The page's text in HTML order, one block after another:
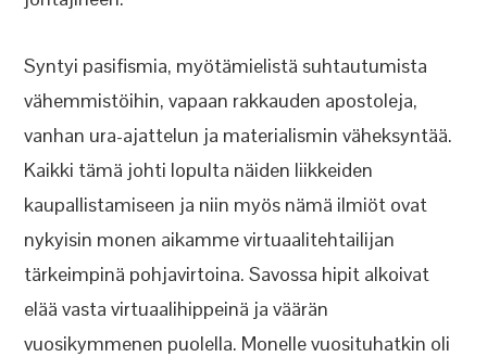
Syntyi pasifismia, myötämielistä suhtautumista
vähemmistöihin, vapaan rakkauden apostoleja,
vanhan ura-ajattelun ja materialismin väheksyntää.
Kaikki tämä johti lopulta näiden liikkeiden
kaupallistamiseen ja niin myös nämä ilmiöt ovat
nykyisin monen aikamme virtuaalitehtailijan
tärkeimpinä pohjavirtoina. Savossa hipit alkoivat
elää vasta virtuaalihippeinä ja väärän
vuosikymmenen puolella. Monelle vuosituhatkin oli